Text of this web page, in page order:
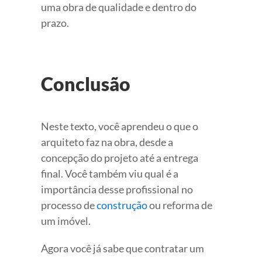
uma obra de qualidade e dentro do
prazo.
Conclusão
Neste texto, você aprendeu o que o
arquiteto faz na obra, desde a
concepção do projeto até a entrega
final. Você também viu qual é a
importância desse profissional no
processo deconstruçãoou reforma de
um imóvel.
Agora você já sabe que contratar um